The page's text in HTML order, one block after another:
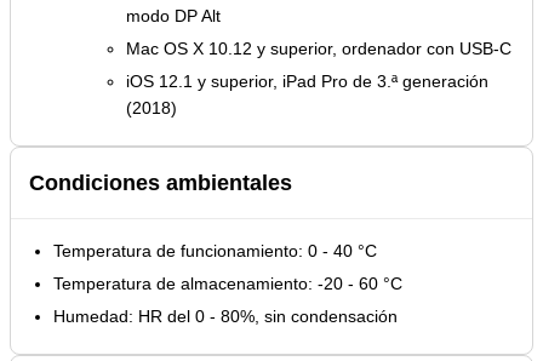
modo DP Alt
Mac OS X 10.12 y superior, ordenador con USB-C
iOS 12.1 y superior, iPad Pro de 3.ª generación
(2018)
Condiciones ambientales
Temperatura de funcionamiento: 0 - 40 °C
Temperatura de almacenamiento: -20 - 60 °C
Humedad: HR del 0 - 80%, sin condensación